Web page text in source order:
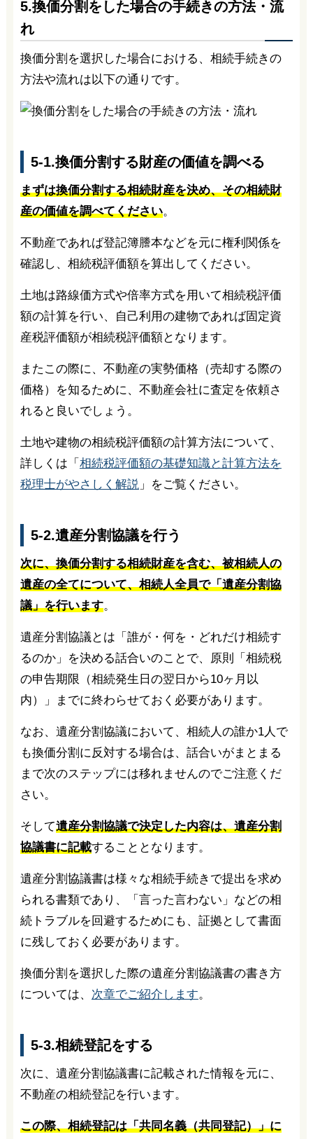
5.換価分割をした場合の手続きの方法・流
れ
換価分割を選択した場合における、相続手続きの
方法や流れは以下の通りです。
5-1.換価分割する財産の価値を調べる
まずは換価分割する相続財産を決め、その相続財
産の価値を調べてください。
不動産であれば登記簿謄本などを元に権利関係を
確認し、相続税評価額を算出してください。
土地は路線価方式や倍率方式を用いて相続税評価
額の計算を行い、自己利用の建物であれば固定資
産税評価額が相続税評価額となります。
またこの際に、不動産の実勢価格（売却する際の
価格）を知るために、不動産会社に査定を依頼さ
れると良いでしょう。
土地や建物の相続税評価額の計算方法について、
詳しくは「 相続税評価額の基礎知識と計算方法を
税理士がやさしく解説」をご覧ください。
5-2.遺産分割協議を行う
次に、換価分割する相続財産を含む、被相続人の
遺産の全てについて、相続人全員で「遺産分割協
議」を行います。
遺産分割協議とは「誰が・何を・どれだけ相続す
るのか」を決める話合いのことで、原則「相続税
の申告期限（相続発生日の翌日から10ヶ月以
内）」までに終わらせておく必要があります。
なお、遺産分割協議において、相続人の誰か1人で
も換価分割に反対する場合は、話合いがまとまる
まで次のステップには移れませんのでご注意くだ
さい。
そして遺産分割協議で決定した内容は、遺産分割
協議書に記載することとなります。
遺産分割協議書は様々な相続手続きで提出を求め
られる書類であり、「言った言わない」などの相
続トラブルを回避するためにも、証拠として書面
に残しておく必要があります。
換価分割を選択した際の遺産分割協議書の書き方
については、 次章でご紹介します。
5-3.相続登記をする
次に、遺産分割協議書に記載された情報を元に、
不動産の相続登記を行います。
この際、相続登記は「共同名義（共同登記）」に